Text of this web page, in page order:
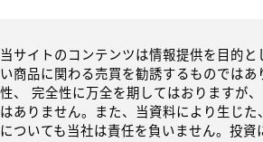
当サイトのコンテンツは情報提供を目的と
い商品に関わる売買を勧誘するものではあ
性、 完全性に万全を期してはおりますが
はありません。また、当資料により生じ
についても当社は責任を負いません。投資